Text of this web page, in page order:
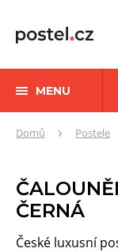
MENU
ZdeDomů Postele
ČERNÁ
České luxusní